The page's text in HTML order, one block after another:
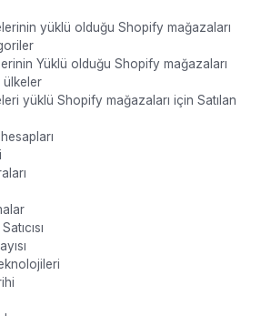
yüklü olduğu Shopify mağazaları
Yüklü olduğu Shopify mağazaları
yüklü Shopify mağazaları için Satılan